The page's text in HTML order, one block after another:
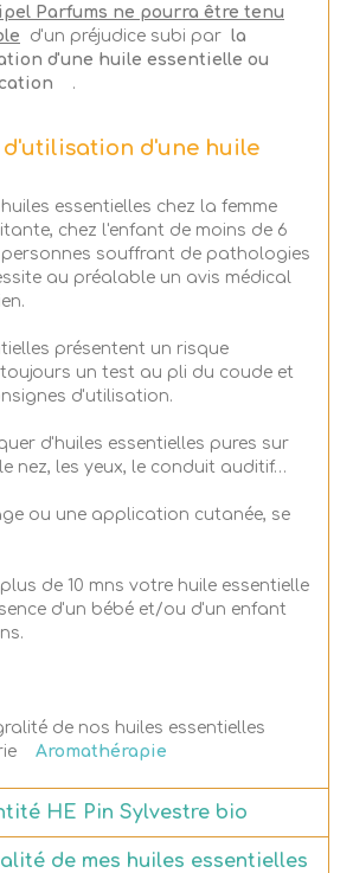
Parfums ne pourra être tenu
d'un préjudice subi par la
d'une huile essentielle ou
.
d'utilisation d'une huile
essentielles chez la femme
chez l'enfant de moins de 6
personnes souffrant de pathologies
au préalable un avis médical
présentent un risque
un test au pli du coude et
d'utilisation.
d'huiles essentielles pures sur
nez, les yeux, le conduit auditif…
ou une application cutanée, se
de 10 mns votre huile essentielle
d'un bébé et/ou d'un enfant
de nos huiles essentielles
Aromathérapie
HE Pin Sylvestre bio
de mes huiles essentielles